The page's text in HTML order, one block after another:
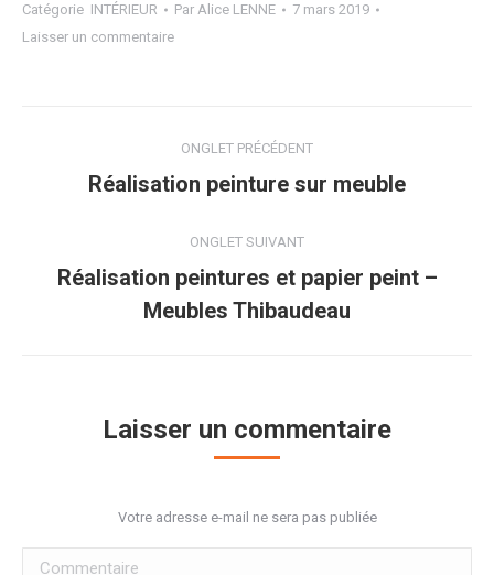
Catégorie INTÉRIEUR Par Alice LENNE
7 mars 2019
Laisser un commentaire
commentaire
ONGLET PRÉCÉDENT
Onglet
Réalisation peinture sur meuble
ONGLET SUIVANT
Projets
similaires
Réalisation peintures et papier peint –
Meubles Thibaudeau
Laisser un commentaire
Votre adresse e-mail ne sera pas publiée
Commentaire